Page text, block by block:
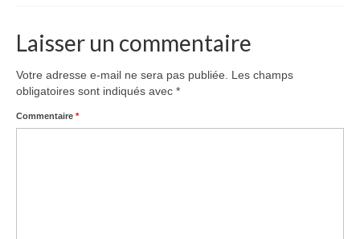
Spectacles, Bals et Concerts
Spectacle de rue
Jeune public
Laisser un commentaire
Votre adresse e-mail ne sera pas publiée.
Les champs
obligatoires sont indiqués avec *
Commentaire *